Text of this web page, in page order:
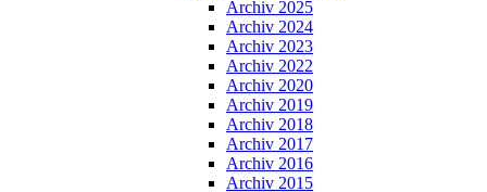
Archiv 2025
Archiv 2024
Archiv 2023
Archiv 2022
Archiv 2020
Archiv 2019
Archiv 2018
Archiv 2017
Archiv 2016
Archiv 2015